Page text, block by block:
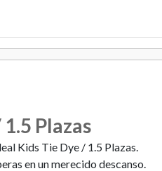
Plazas
Kids Tie Dye / 1.5 Plazas.
en un merecido descanso.